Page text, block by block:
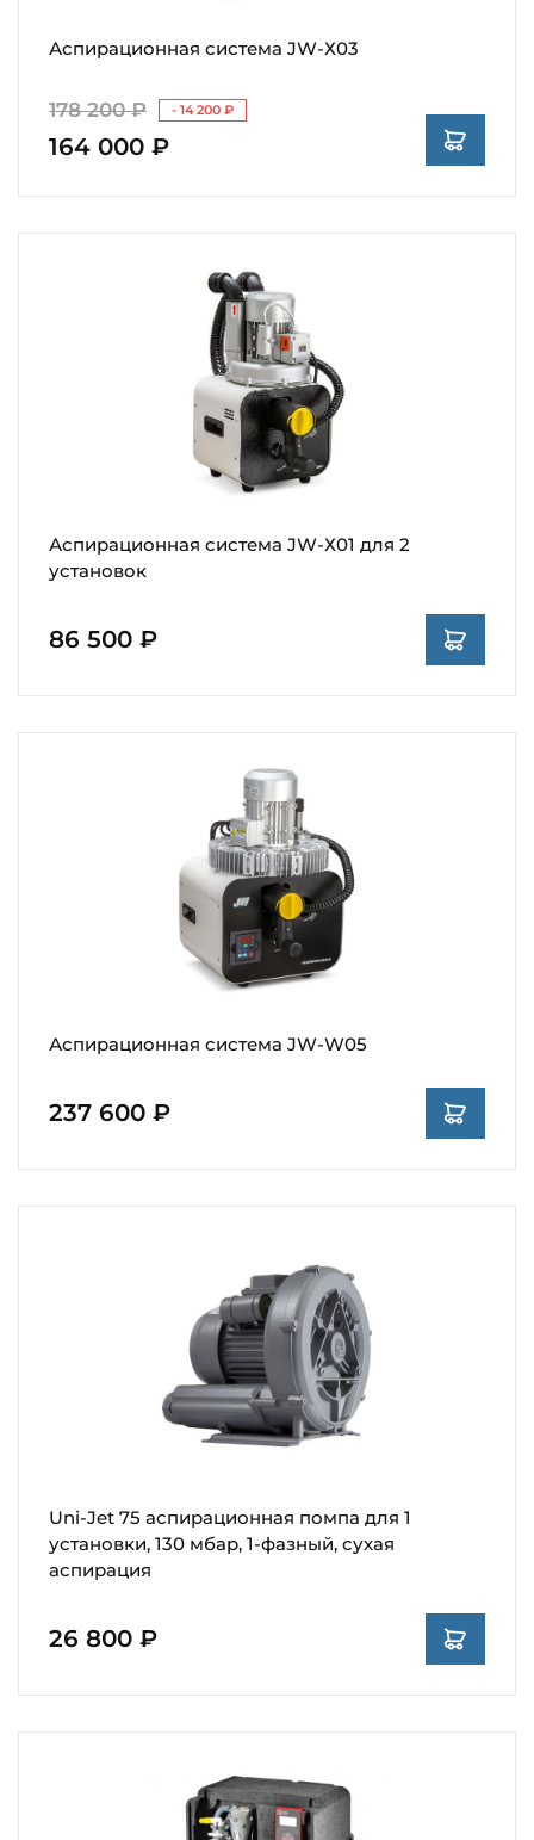
Аспирационная система JW-Х03
178 200 ₽ - 14 200 ₽
164 000 ₽
Аспирационная система JW-Х01 для 2
установок
86 500 ₽
Аспирационная система JW-W05
237 600 ₽
Uni-Jet 75 аспирационная помпа для 1
установки, 130 мбар, 1-фазный, сухая
аспирация
26 800 ₽